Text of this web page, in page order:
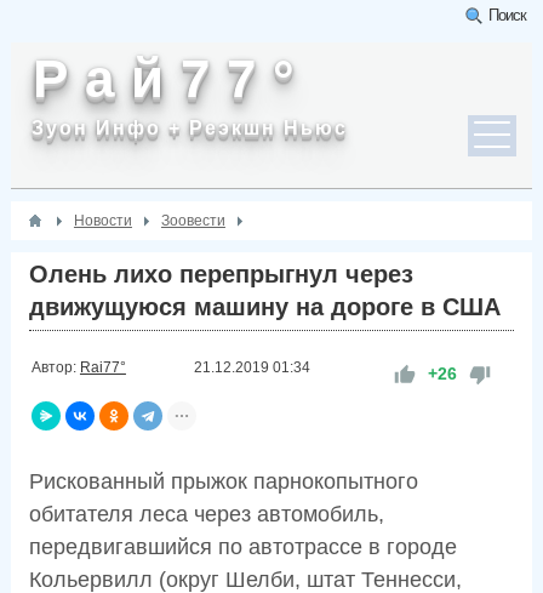
Поиск
Р а й 7 7 °
Зуон Инфо + Реэкшн Ньюс
Новости Зоовести
Олень лихо перепрыгнул через
движущуюся машину на дороге в США
Автор: Rai77° 21.12.2019 01:34 +26
Рискованный прыжок парнокопытного
обитателя леса через автомобиль,
передвигавшийся по автотрассе в городе
Кольервилл (округ Шелби, штат Теннесси,